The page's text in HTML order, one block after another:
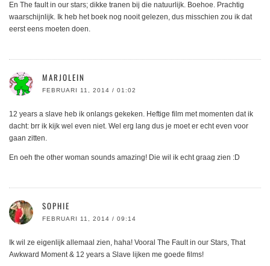
En The fault in our stars; dikke tranen bij die natuurlijk. Boehoe. Prachtig
waarschijnlijk. Ik heb het boek nog nooit gelezen, dus misschien zou ik dat
eerst eens moeten doen.
MARJOLEIN
FEBRUARI 11, 2014 / 01:02
12 years a slave heb ik onlangs gekeken. Heftige film met momenten dat ik
dacht: brr ik kijk wel even niet. Wel erg lang dus je moet er echt even voor
gaan zitten.
En oeh the other woman sounds amazing! Die wil ik echt graag zien :D
SOPHIE
FEBRUARI 11, 2014 / 09:14
Ik wil ze eigenlijk allemaal zien, haha! Vooral The Fault in our Stars, That
Awkward Moment & 12 years a Slave lijken me goede films!